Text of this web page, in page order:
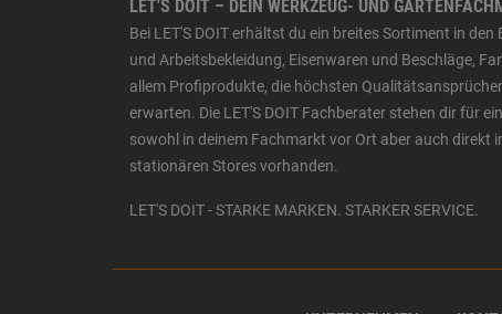
LET'S DOIT – DEIN WERKZEUG- UND
Bei LET'S DOIT erhältst du ein breites Sortiment in
und Arbeitsbekleidung, Eisenwaren und Beschläge,
allem Profiprodukte, die höchsten
erwarten. Die LET'S DOIT Fachberater stehen dir für
sowohl in deinem Fachmarkt vor Ort aber auch direkt
stationären Stores vorhanden.
LET'S DOIT - STARKE MARKEN. STARKER SERVICE.